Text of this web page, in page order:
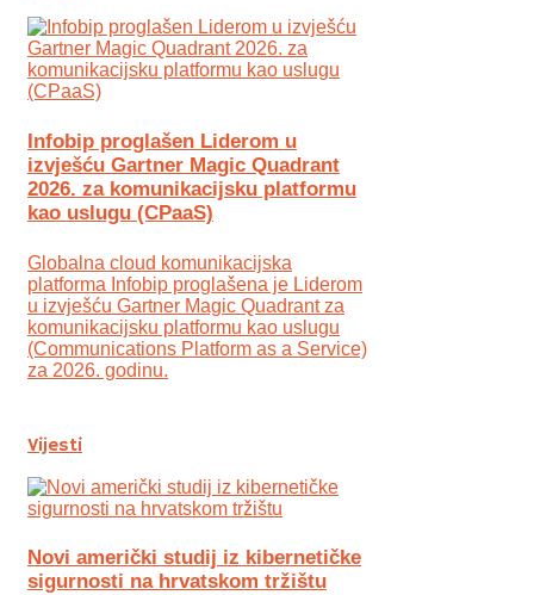
Infobip proglašen Liderom u
izvješću Gartner Magic Quadrant
2026. za komunikacijsku platformu
kao uslugu (CPaaS)
Globalna cloud komunikacijska
platforma Infobip proglašena je Liderom
u izvješću Gartner Magic Quadrant za
komunikacijsku platformu kao uslugu
(Communications Platform as a Service)
za 2026. godinu.
Vijesti
Novi američki studij iz kibernetičke
sigurnosti na hrvatskom tržištu